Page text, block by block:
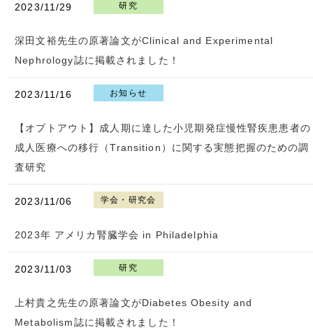
2023/11/29 研究
深田文裕先生の原著論文がClinical and Experimental
Nephrology誌に掲載されました！
2023/11/16 お知らせ
【オプトアウト】成人期に達した小児期発症慢性腎疾患患者の
成人医療への移行（Transition）に関する実態把握のための調
査研究
2023/11/06 学会・研究会
2023年 アメリカ腎臓学会 in Philadelphia
2023/11/03 研究
上村貴之先生の原著論文がDiabetes Obesity and
Metabolism誌に掲載されました！